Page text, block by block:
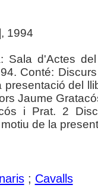
1994
Sala d'Actes
Conté:
presentació del
Jaume
i Prat. 2
de la
; Cavalls